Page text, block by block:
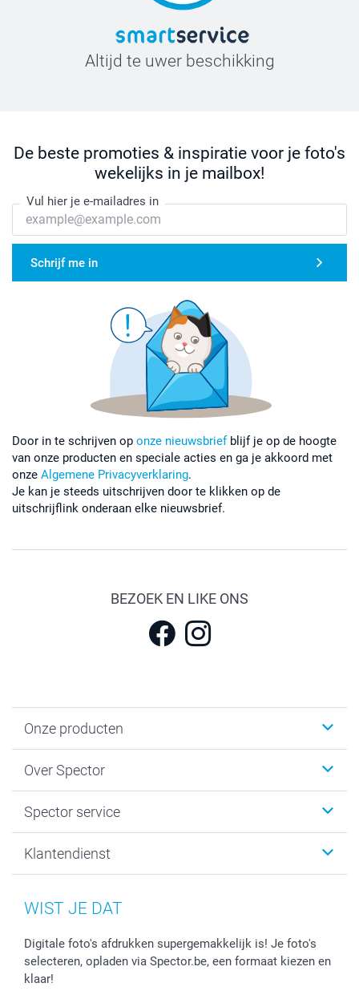
Altijd te uwer beschikking
De beste promoties & inspiratie voor je foto's
wekelijks in je mailbox!
Vul hier je e-mailadres in
Schrijf me in
Door in te schrijven op onze nieuwsbrief blijf je op de hoogte
van onze producten en speciale acties en ga je akkoord met
onze Algemene Privacyverklaring.
Je kan je steeds uitschrijven door te klikken op de
uitschrijflink onderaan elke nieuwsbrief.
BEZOEK EN LIKE ONS
Onze producten
Kaartjes
Fotoboeken
Fotoprints, Fotoposter & Fotoalbum met fotoprints
Fotokaders, Decoratie en Snoepjes
Stickers en Etiketten
Over Spector
Sitemap
Privacybeleid
Spector service
smartbonus
Mijn orderstatus
Klantendienst
WIST JE DAT
Digitale foto's afdrukken supergemakkelijk is! Je foto's
selecteren, opladen via Spector.be, een formaat kiezen en
klaar!